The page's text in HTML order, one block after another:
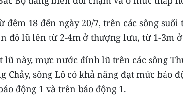
đêm 18 đến ngày 20/7, trên các sông suối
độ lũ lên từ 2-4m ở thượng lưu, từ 1-3m
lũ này, mực nước đỉnh lũ trên các sông
Chảy, sông Lô có khả năng đạt mức báo
động 1 và trên báo động 1.